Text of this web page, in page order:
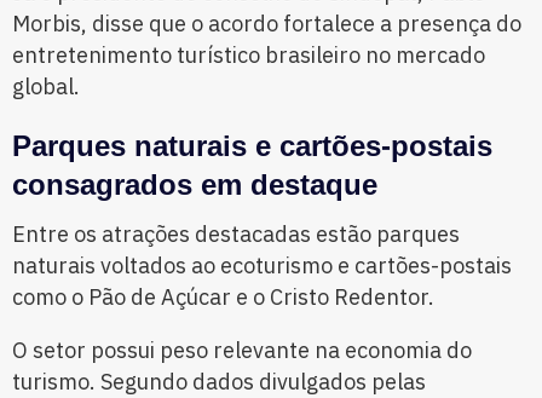
Morbis, disse que o acordo fortalece a presença do
entretenimento turístico brasileiro no mercado
global.
Parques naturais e cartões-postais
consagrados em destaque
Entre os atrações destacadas estão parques
naturais voltados ao ecoturismo e cartões-postais
como o Pão de Açúcar e o Cristo Redentor.
O setor possui peso relevante na economia do
turismo. Segundo dados divulgados pelas